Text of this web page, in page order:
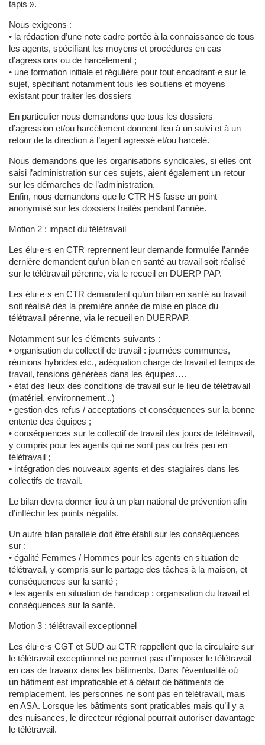
tapis ».
Nous exigeons :
• la rédaction d’une note cadre portée à la connaissance de tous
les agents, spécifiant les moyens et procédures en cas
d’agressions ou de harcèlement ;
• une formation initiale et régulière pour tout encadrant·e sur le
sujet, spécifiant notamment tous les soutiens et moyens
existant pour traiter les dossiers
En particulier nous demandons que tous les dossiers
d’agression et/ou harcèlement donnent lieu à un suivi et à un
retour de la direction à l’agent agressé et/ou harcelé.
Nous demandons que les organisations syndicales, si elles ont
saisi l’administration sur ces sujets, aient également un retour
sur les démarches de l’administration.
Enfin, nous demandons que le CTR HS fasse un point
anonymisé sur les dossiers traités pendant l’année.
Motion 2 : impact du télétravail
Les élu·e·s en CTR reprennent leur demande formulée l’année
dernière demandent qu’un bilan en santé au travail soit réalisé
sur le télétravail pérenne, via le recueil en DUERP PAP.
Les élu·e·s en CTR demandent qu’un bilan en santé au travail
soit réalisé dès la première année de mise en place du
télétravail pérenne, via le recueil en DUERPAP.
Notamment sur les éléments suivants :
• organisation du collectif de travail : journées communes,
réunions hybrides etc., adéquation charge de travail et temps de
travail, tensions générées dans les équipes….
• état des lieux des conditions de travail sur le lieu de télétravail
(matériel, environnement...)
• gestion des refus / acceptations et conséquences sur la bonne
entente des équipes ;
• conséquences sur le collectif de travail des jours de télétravail,
y compris pour les agents qui ne sont pas ou très peu en
télétravail ;
• intégration des nouveaux agents et des stagiaires dans les
collectifs de travail.
Le bilan devra donner lieu à un plan national de prévention afin
d’infléchir les points négatifs.
Un autre bilan parallèle doit être établi sur les conséquences
sur :
• égalité Femmes / Hommes pour les agents en situation de
télétravail, y compris sur le partage des tâches à la maison, et
conséquences sur la santé ;
• les agents en situation de handicap : organisation du travail et
conséquences sur la santé.
Motion 3 : télétravail exceptionnel
Les élu·e·s CGT et SUD au CTR rappellent que la circulaire sur
le télétravail exceptionnel ne permet pas d’imposer le télétravail
en cas de travaux dans les bâtiments. Dans l’éventualité où
un bâtiment est impraticable et à défaut de bâtiments de
remplacement, les personnes ne sont pas en télétravail, mais
en ASA. Lorsque les bâtiments sont praticables mais qu’il y a
des nuisances, le directeur régional pourrait autoriser davantage
le télétravail.